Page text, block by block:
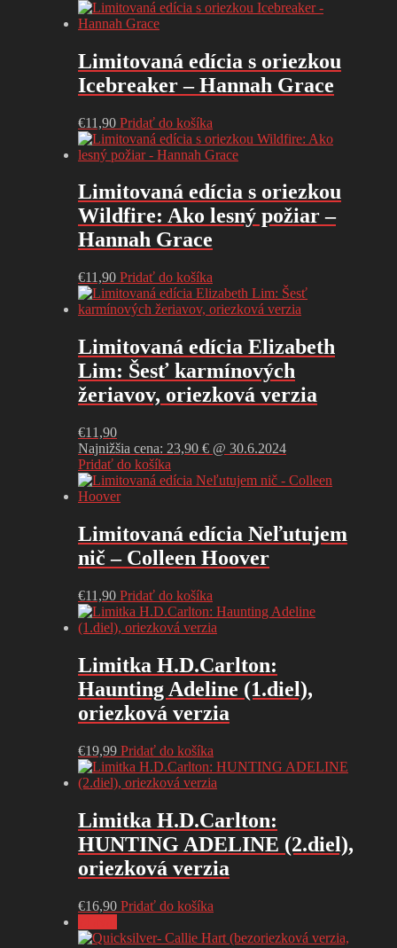
Limitovaná edícia s oriezkou
Icebreaker – Hannah Grace
€11,90 Pridať do košíka
Limitovaná edícia s oriezkou
Wildfire: Ako lesný požiar –
Hannah Grace
€11,90 Pridať do košíka
Limitovaná edícia Elizabeth
Lim: Šesť karmínových
žeriavov, oriezková verzia
€11,90
Najnižšia cena: 23,90 € @ 30.6.2024
Pridať do košíka
Limitovaná edícia Neľutujem
nič – Colleen Hoover
€11,90 Pridať do košíka
Limitka H.D.Carlton:
Haunting Adeline (1.diel),
oriezková verzia
€19,99 Pridať do košíka
Limitka H.D.Carlton:
HUNTING ADELINE (2.diel),
oriezková verzia
€16,90 Pridať do košíka